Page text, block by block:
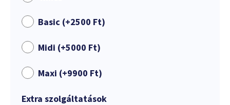
Basic (+2500 Ft)
Midi (+5000 Ft)
Maxi (+9900 Ft)
Extra szolgáltatások